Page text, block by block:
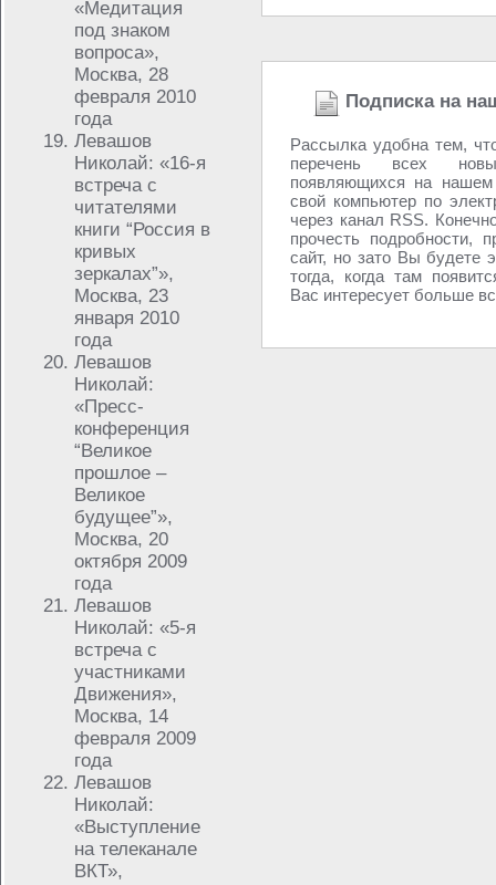
«Медитация
под знаком
вопроса»,
Москва, 28
февраля 2010
года
Левашов
Николай: «16-я
встреча с
читателями
книги “Россия в
кривых
зеркалах”»,
Москва, 23
января 2010
года
Левашов
Николай:
«Пресс-
конференция
“Великое
прошлое –
Великое
будущее”»,
Москва, 20
октября 2009
года
Левашов
Николай: «5-я
встреча с
участниками
Движения»,
Москва, 14
февраля 2009
года
Левашов
Николай:
«Выступление
на телеканале
ВКТ»,
Подписка на
Рассылка удобна тем,
перечень всех
появляющихся на
свой компьютер по
через канал RSS.
прочесть подробности,
сайт, но зато Вы будете
тогда, когда там
Вас интересует больше